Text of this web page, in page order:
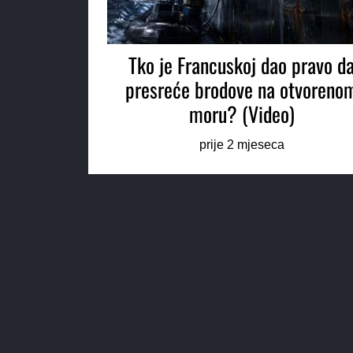
Tko je Francuskoj dao pravo
presreće brodove na
moru? (Video)
prije 2 mjeseca